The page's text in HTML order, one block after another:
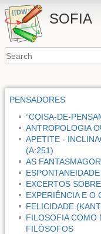
SOFIA
PENSADORES
“COISA-DE-
ANTROPOLOGIA
APETITE -
(A:251)
AS
EXCERTOS
EXPERIÊNCIA E O
FELICIDADE
FILOSOFIA COMO
FILÓSOFOS